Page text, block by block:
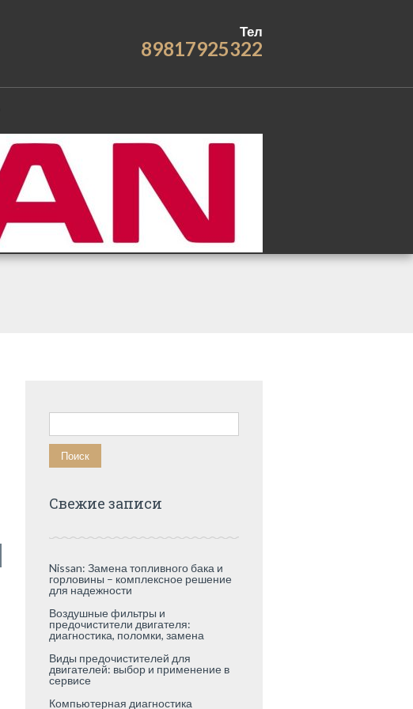
Тел
89817925322
Найти:
Свежие записи
Nissan: Замена топливного бака и
горловины – комплексное решение
для надежности
Воздушные фильтры и
предочистители двигателя:
диагностика, поломки, замена
Виды предочистителей для
двигателей: выбор и применение в
сервисе
Компьютерная диагностика